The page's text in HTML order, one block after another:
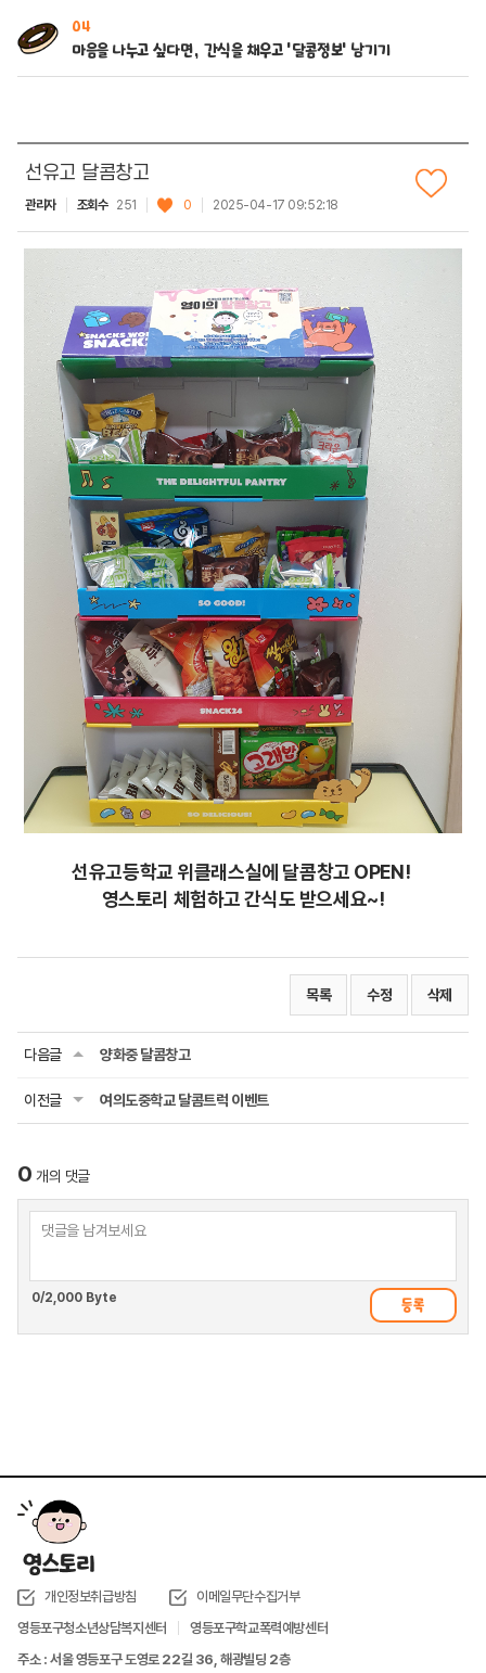
04
마음을 나누고 싶다면, 간식을 채우고 ‘달콤정보’ 남기기
선유고 달콤창고
관리자 조회수 251 0 2025-04-17 09:52:18
선유고등학교 위클래스실에 달콤창고 OPEN!
영스토리 체험하고 간식도 받으세요~!
목록 수정 삭제
다음글 양화중 달콤창고
이전글 여의도중학교 달콤트럭 이벤트
0 개의 댓글
0/2,000 Byte
개인정보취급방침
이메일무단수집거부
영등포구청소년상담복지센터
영등포구학교폭력예방센터
주소 : 서울 영등포구 도영로 22길 36, 해광빌딩 2층